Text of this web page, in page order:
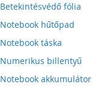
Betekintésvédő fólia
Notebook hűtőpad
Notebook táska
Numerikus billentyű
Notebook akkumulátor